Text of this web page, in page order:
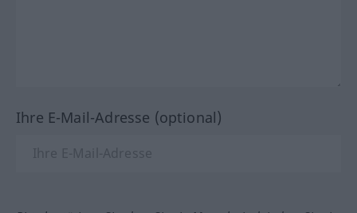
Ihre E-Mail-Adresse (optional)